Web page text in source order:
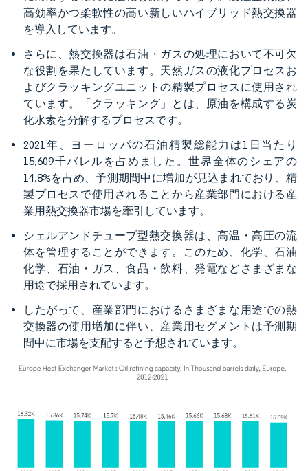
高効率かつ柔軟性の高い新しいハイブリッド熱交換器
を導入しています。
さらに、熱交換器は石油・ガスの処理において不可欠
な役割を果たしています。天然ガスの液化プロセスお
よびクラッキングユニットの精製プロセスに使用され
ています。「クラッキング」とは、原油を構成する炭
化水素を分解するプロセスです。
2021年、ヨーロッパの石油精製総能力は1日当たり
15,609千バレルを占めました。世界全体のシェアの
14.8%を占め、予測期間中に増加が見込まれており、精
製プロセスで使用されることから産業部門における産
業用熱交換器市場を牽引しています。
シェルアンドチューブ型熱交換器は、高温・高圧の流
体を管理することができます。このため、化学、石油
化学、石油・ガス、食品・飲料、発電などさまざまな
用途で採用されています。
したがって、産業部門におけるさまざまな用途での熱
交換器の使用増加に伴い、産業用セグメントは予測期
間中に市場を支配すると予想されています。